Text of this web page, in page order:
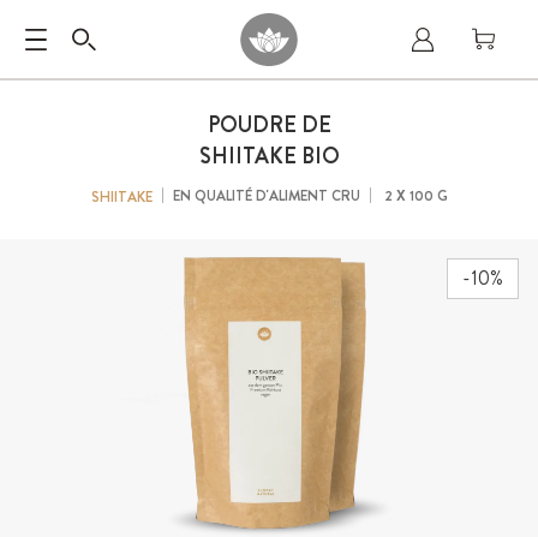
-10%
POUDRE DE
SHIITAKE BIO
SHIITAKE EN QUALITÉ D'ALIMENT CRU 2 X 100 G